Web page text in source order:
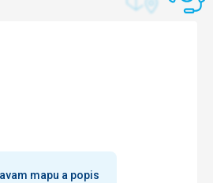
mapu a popis